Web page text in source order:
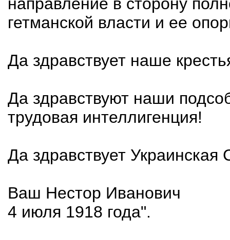
гетманской власти и ее
Да здравствует наше
Да здравствуют наши
трудовая интеллигенция!
Да здравствует
Ваш Нестор Иванович
4 июля 1918 года".